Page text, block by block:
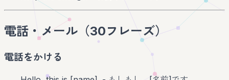
電話・メール（30フレーズ）
電話をかける